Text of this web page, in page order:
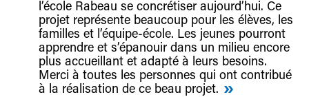
l’école Rabeau se concrétiser aujourd’hui. Ce
projet représente beaucoup pour les élèves, les
familles et l’équipe-école. Les jeunes pourront
apprendre et s’épanouir dans un milieu encore
plus accueillant et adapté à leurs besoins.
Merci à toutes les personnes qui ont contribué
à la réalisation de ce beau projet.